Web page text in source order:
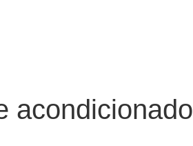
acondicionado